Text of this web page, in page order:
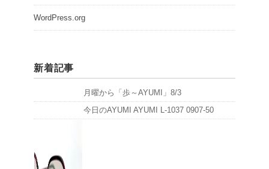
WordPress.org
新着記事
月曜から「歩～AYUMI」8/3
今日のAYUMI AYUMI L-1037 0907-50